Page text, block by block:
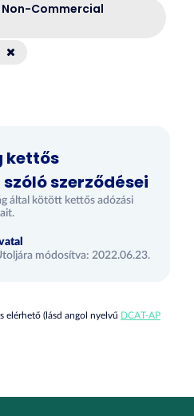
Commercial
kettős
szerződései
által kötött kettős adózási
módosítva: 2022.06.23.
elérhető (lásd angol nyelvű DCAT-AP